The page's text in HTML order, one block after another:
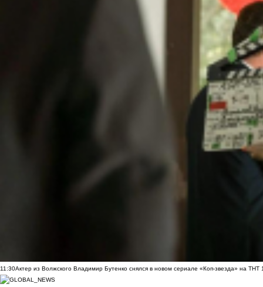
11:30Актер из Волжского Владимир Бутенко снялся в новом сериале «Коп-звезда» на ТНТ